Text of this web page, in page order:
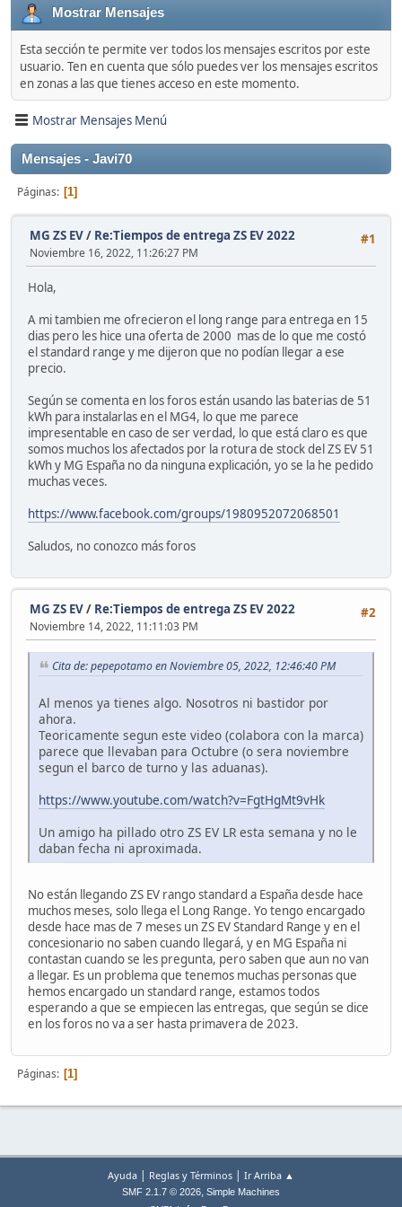
Mostrar Mensajes
Esta sección te permite ver todos los mensajes escritos por este
usuario. Ten en cuenta que sólo puedes ver los mensajes escritos
en zonas a las que tienes acceso en este momento.
Mostrar Mensajes Menú
Mensajes - Javi70
Páginas 1
#1
MG ZS EV/ Re:Tiempos de entrega ZS EV 2022
Noviembre 16, 2022, 11:26:27 PM
Hola,
A mi tambien me ofrecieron el long range para entrega en 15
dias pero les hice una oferta de 2000 mas de lo que me costó
el standard range y me dijeron que no podían llegar a ese
precio.
Según se comenta en los foros están usando las baterias de 51
kWh para instalarlas en el MG4, lo que me parece
impresentable en caso de ser verdad, lo que está claro es que
somos muchos los afectados por la rotura de stock del ZS EV 51
kWh y MG España no da ninguna explicación, yo se la he pedido
muchas veces.
https://www.facebook.com/groups/1980952072068501
Saludos, no conozco más foros
#2
MG ZS EV/ Re:Tiempos de entrega ZS EV 2022
Noviembre 14, 2022, 11:11:03 PM
Cita de: pepepotamo en Noviembre 05, 2022, 12:46:40 PM
Al menos ya tienes algo. Nosotros ni bastidor por
ahora.
Teoricamente segun este video (colabora con la marca)
parece que llevaban para Octubre (o sera noviembre
segun el barco de turno y las aduanas).
https://www.youtube.com/watch?v=FgtHgMt9vHk
Un amigo ha pillado otro ZS EV LR esta semana y no le
daban fecha ni aproximada.
No están llegando ZS EV rango standard a España desde hace
muchos meses, solo llega el Long Range. Yo tengo encargado
desde hace mas de 7 meses un ZS EV Standard Range y en el
concesionario no saben cuando llegará, y en MG España ni
contastan cuando se les pregunta, pero saben que aun no van
a llegar. Es un problema que tenemos muchas personas que
hemos encargado un standard range, estamos todos
esperando a que se empiecen las entregas, que según se dice
en los foros no va a ser hasta primavera de 2023.
Páginas 1
Ayuda | Reglas y Términos | Ir Arriba ▲
SMF 2.1.7 © 2026, Simple Machines